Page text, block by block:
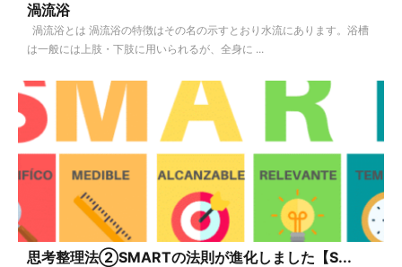
渦流浴
渦流浴とは 渦流浴の特徴はその名の示すとおり水流にあります。浴槽
は一般には上肢・下肢に用いられるが、全身に ...
思考整理法②SMARTの法則が進化しました【S...